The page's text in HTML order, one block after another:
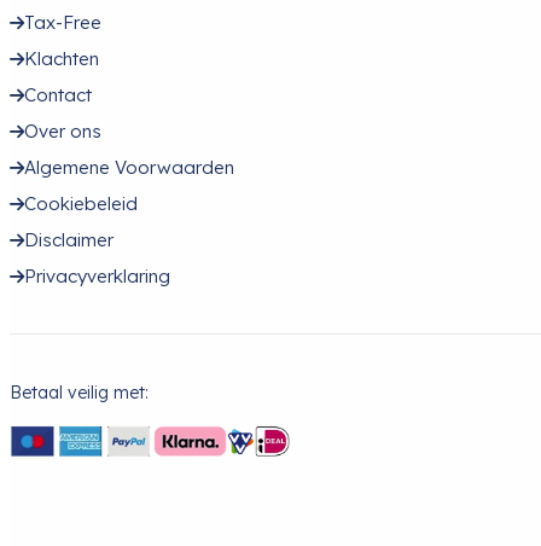
Tax-Free
Klachten
Contact
Over ons
Algemene Voorwaarden
Cookiebeleid
Disclaimer
Privacyverklaring
Betaal veilig met: